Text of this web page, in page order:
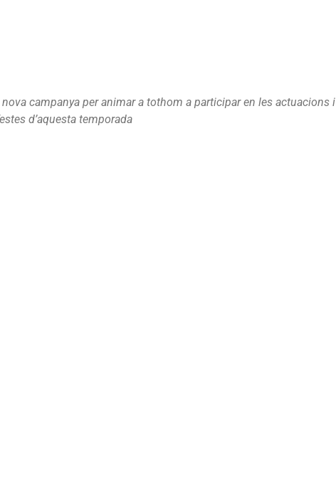
campanya per animar a tothom a participar en les actuacions i
d’aquesta temporada